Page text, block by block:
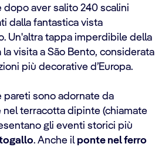
dopo aver salito 240 scalini
dalla fantastica vista
Un'altra tappa imperdibile della
la visita a São Bento, considerata
più decorative d’Europa.
pareti sono adornate da
terracotta dipinte (chiamate
gli eventi storici più
. Anche ilponte nel ferro